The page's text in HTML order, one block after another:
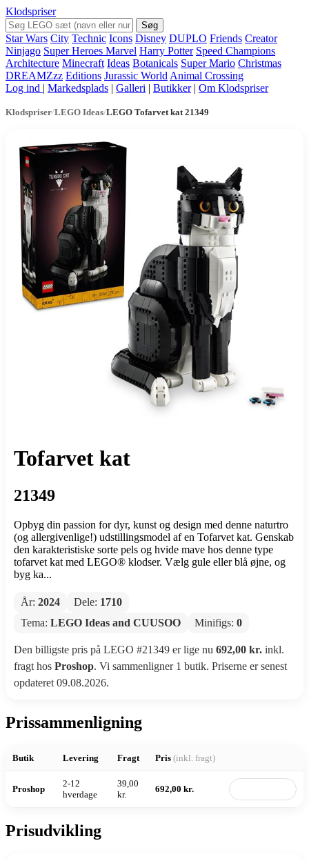
Klodspriser
Søg
Star Wars City Technic Icons Disney DUPLO Friends Creator
Ninjago Super Heroes Marvel Harry Potter Speed Champions
Architecture Minecraft Ideas Botanicals Super Mario Christmas
DREAMZzz Editions Jurassic World Animal Crossing
Log ind | Markedsplads | Galleri | Butikker | Om Klodspriser
Klodspriser/LEGO Ideas/LEGO Tofarvet kat 21349
Tofarvet kat
21349
Opbyg din passion for dyr, kunst og design med denne naturtro
(og allergivenlige!) udstillingsmodel af en Tofarvet kat. Genskab
den karakteristiske sorte pels og hvide mave hos denne type
tofarvet kat med LEGO® klodser. Vælg gule eller blå øjne, og
byg ka...
År: 2024 Dele: 1710
Tema: LEGO Ideas and CUUSOO Minifigs: 0
Den billigste pris på LEGO #21349 er lige nu 692,00 kr. inkl.
fragt hos Proshop. Vi sammenligner 1 butik. Priserne er senest
opdateret 09.08.2026.
Prissammenligning
Butik Levering Fragt Pris (inkl. fragt)
Proshop
2-12
hverdage
39,00
kr.
692,00 kr.
Prisudvikling